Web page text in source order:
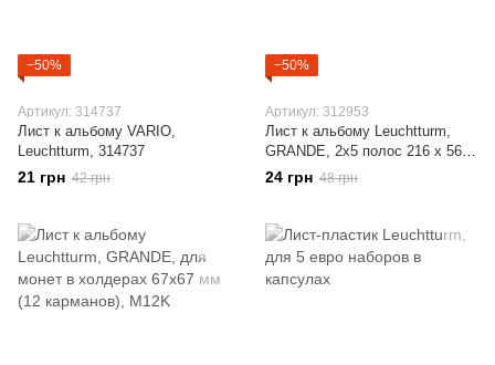
−50%
Артикул: 314737
Лист к альбому VARIO,
Leuchtturm, 314737
21 грн 42 грн
−50%
Артикул: 312953
Лист к альбому Leuchtturm,
GRANDE, 2x5 полос 216 х 56
мм, черный, 5S
24 грн 48 грн